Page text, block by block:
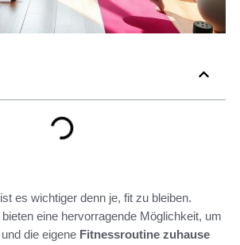
es wichtiger denn je, fit zu bleiben.
bieten eine hervorragende Möglichkeit, um
die eigene Fitnessroutine zuhause